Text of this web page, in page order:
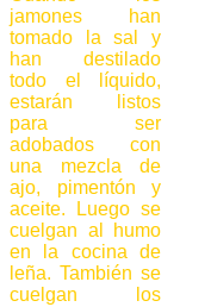
jamones han
tomado la sal y
han destilado
todo el líquido,
estarán listos
para ser
adobados con
una mezcla de
ajo, pimentón y
aceite. Luego se
cuelgan al humo
en la cocina de
leña. También se
cuelgan los